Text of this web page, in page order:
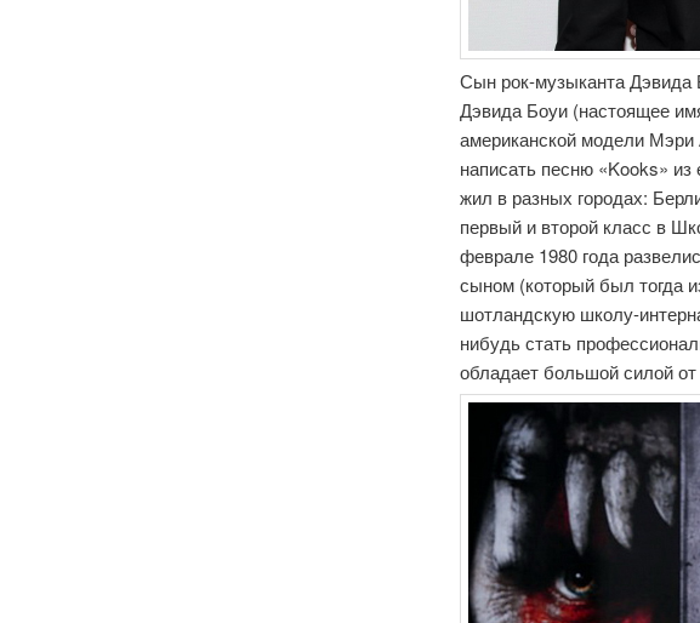
Сын рок-музыканта Дэвида
Дэвида Боуи (настоящее
американской модели
написать песню «Kooks»
жил в разных городах:
первый и второй класс в
феврале 1980 года
сыном (который был тогда
шотландскую школу-
нибудь стать
обладает большой силой